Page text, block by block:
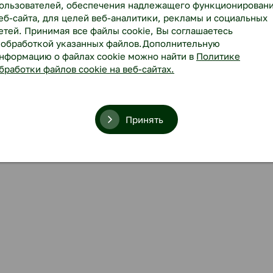
обеспечения надлежащего
сайта, для целей веб-аналитики, рекламы и социальных
Принимая все файлы cookie, Вы соглашаетесь
указанных файлов.Дополнительную
о файлах cookie можно найти в Политике
файлов cookie на веб-сайтах.
Принять